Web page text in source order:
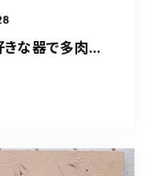
きな器で多肉...